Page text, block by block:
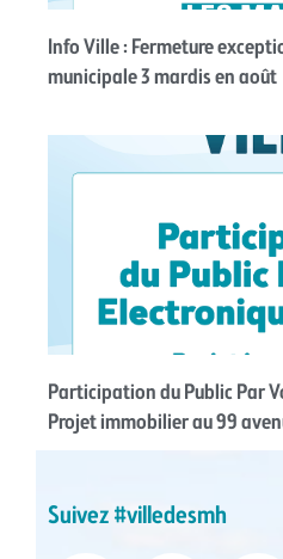
Info Ville : Fermeture
municipale 3 mardis en août
Participation du Public Par
Projet immobilier au 99
Suivez #villedesmh